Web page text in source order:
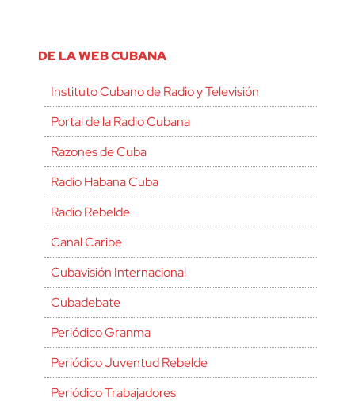
DE LA WEB CUBANA
Instituto Cubano de Radio y Televisión
Portal de la Radio Cubana
Razones de Cuba
Radio Habana Cuba
Radio Rebelde
Canal Caribe
Cubavisión Internacional
Cubadebate
Periódico Granma
Periódico Juventud Rebelde
Periódico Trabajadores